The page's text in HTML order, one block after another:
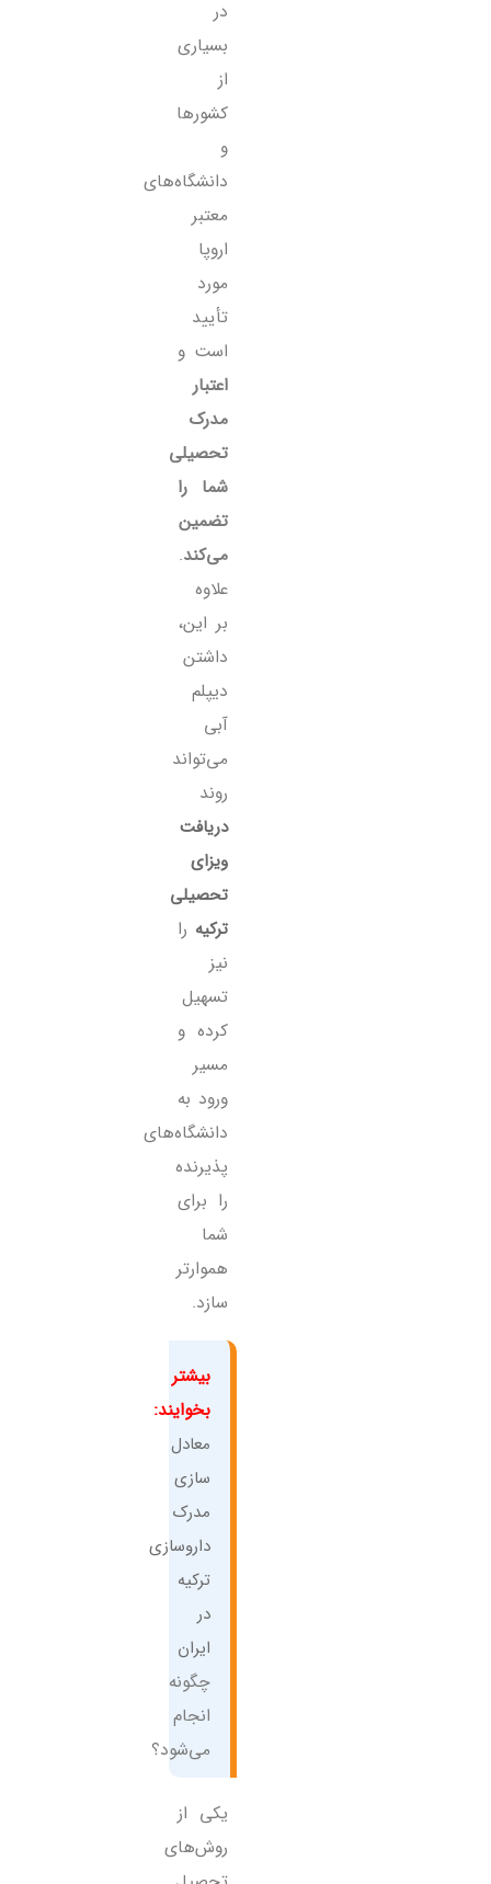
در
بسیاری
از
کشورها
و
دانشگاه‌های
معتبر
اروپا
مورد
تأیید
است و
اعتبار
مدرک
تحصیلی
شما را
تضمین
می‌کند.
علاوه
بر این،
داشتن
دیپلم
آبی
می‌تواند
روند
دریافت
ویزای
تحصیلی
ترکیه را
نیز
تسهیل
کرده و
مسیر
ورود به
دانشگاه‌های
پذیرنده
را برای
شما
هموارتر
سازد.
بیشتر
بخوایند:
معادل
سازی
مدرک
داروسازی
ترکیه
در
ایران
چگونه
انجام
می‌شود؟
یکی از
روش‌های